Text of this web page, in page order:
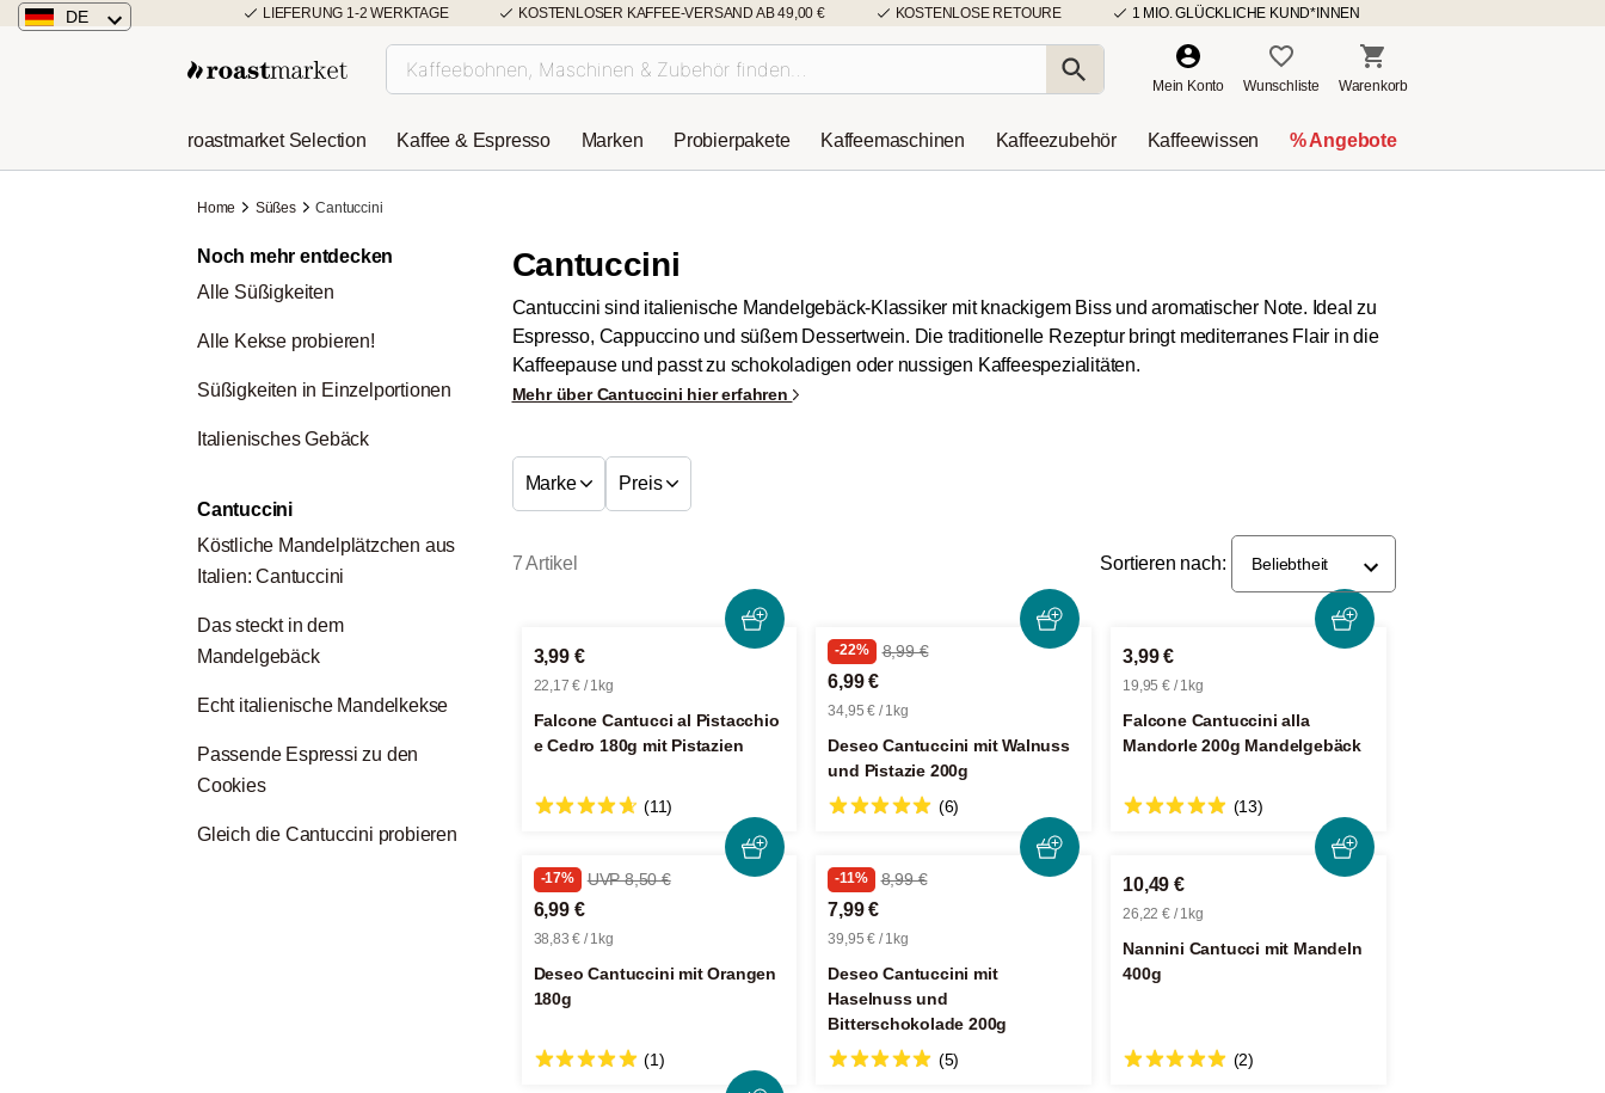
LIEFERUNG 1-2 WERKTAGE KOSTENLOSER KAFFEE-VERSAND AB 49,00 € KOSTENLOSE RETOURE 1 MIO. GLÜCKLICHE KUND*INNEN
DE
Niederlande
Mein Konto Wunschliste Warenkorb
roastmarket Selection Kaffee & Espresso Marken Probierpakete Kaffeemaschinen Kaffeezubehör Kaffeewissen % Angebote
Home Süßes Cantuccini
Noch mehr entdecken
Alle Süßigkeiten
Alle Kekse probieren!
Süßigkeiten in Einzelportionen
Italienisches Gebäck
Cantuccini
Köstliche Mandelplätzchen aus
Italien: Cantuccini
Das steckt in dem
Mandelgebäck
Echt italienische Mandelkekse
Passende Espressi zu den
Cookies
Gleich die Cantuccini probieren
Cantuccini
Cantuccini sind italienische Mandelgebäck-Klassiker mit knackigem Biss und aromatischer Note. Ideal zu
Espresso, Cappuccino und süßem Dessertwein. Die traditionelle Rezeptur bringt mediterranes Flair in die
Kaffeepause und passt zu schokoladigen oder nussigen Kaffeespezialitäten.
Mehr über Cantuccini hier erfahren
Marke Preis
7 Artikel Sortieren nach: Beliebtheit
3,99 €
22,17 € / 1kg
Falcone Cantucci al Pistacchio
e Cedro 180g mit Pistazien
(11)
-22% 8,99 €
6,99 €
34,95 € / 1kg
Deseo Cantuccini mit Walnuss
und Pistazie 200g
(6)
3,99 €
19,95 € / 1kg
Falcone Cantuccini alla
Mandorle 200g Mandelgebäck
(13)
-17% UVP 8,50 €
6,99 €
38,83 € / 1kg
Deseo Cantuccini mit Orangen
180g
(1)
-11% 8,99 €
7,99 €
39,95 € / 1kg
Deseo Cantuccini mit
Haselnuss und
Bitterschokolade 200g
(5)
10,49 €
26,22 € / 1kg
Nannini Cantucci mit Mandeln
400g
(2)